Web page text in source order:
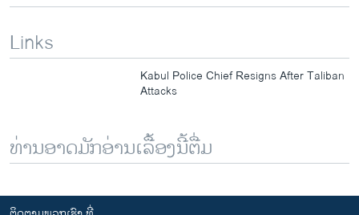
Links
Kabul Police Chief Resigns After Taliban
Attacks
ທ່ານອາດມັກອ່ານເລື້ອງນີ້ຕື່ມ